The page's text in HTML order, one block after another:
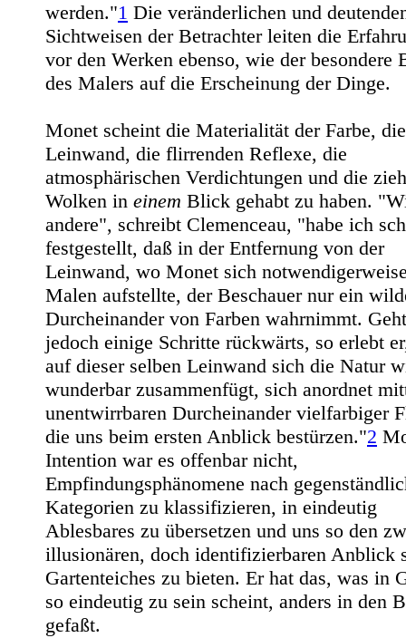
werden."1 Die veränderlichen und
Sichtweisen der Betrachter leiten die
vor den Werken ebenso, wie der besondere
des Malers auf die Erscheinung der Dinge.
Monet scheint die Materialität der Farbe,
Leinwand, die flirrenden Reflexe, die
atmosphärischen Verdichtungen und die
Wolken in einem Blick gehabt zu haben.
andere", schreibt Clemenceau, "habe ich
festgestellt, daß in der Entfernung von der
Leinwand, wo Monet sich
Malen aufstellte, der Beschauer nur ein
Durcheinander von Farben wahrnimmt.
jedoch einige Schritte rückwärts, so erlebt
auf dieser selben Leinwand sich die Natur
wunderbar zusammenfügt, sich anordnet
unentwirrbaren Durcheinander vielfarbiger
die uns beim ersten Anblick bestürzen."2
Intention war es offenbar nicht,
Empfindungsphänomene nach
Kategorien zu klassifizieren, in eindeutig
Ablesbares zu übersetzen und uns so den
illusionären, doch identifizierbaren Anblick
Gartenteiches zu bieten. Er hat das, was in
so eindeutig zu sein scheint, anders in den
gefaßt.